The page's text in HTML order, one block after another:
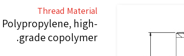
Thread Material
Polypropylene, high-
grade copolymer.